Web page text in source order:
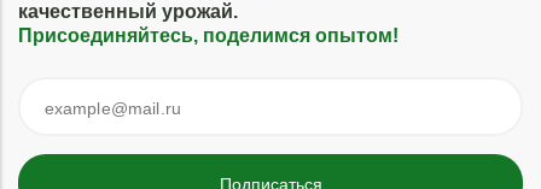
качественный урожай.
Присоединяйтесь, поделимся опытом!